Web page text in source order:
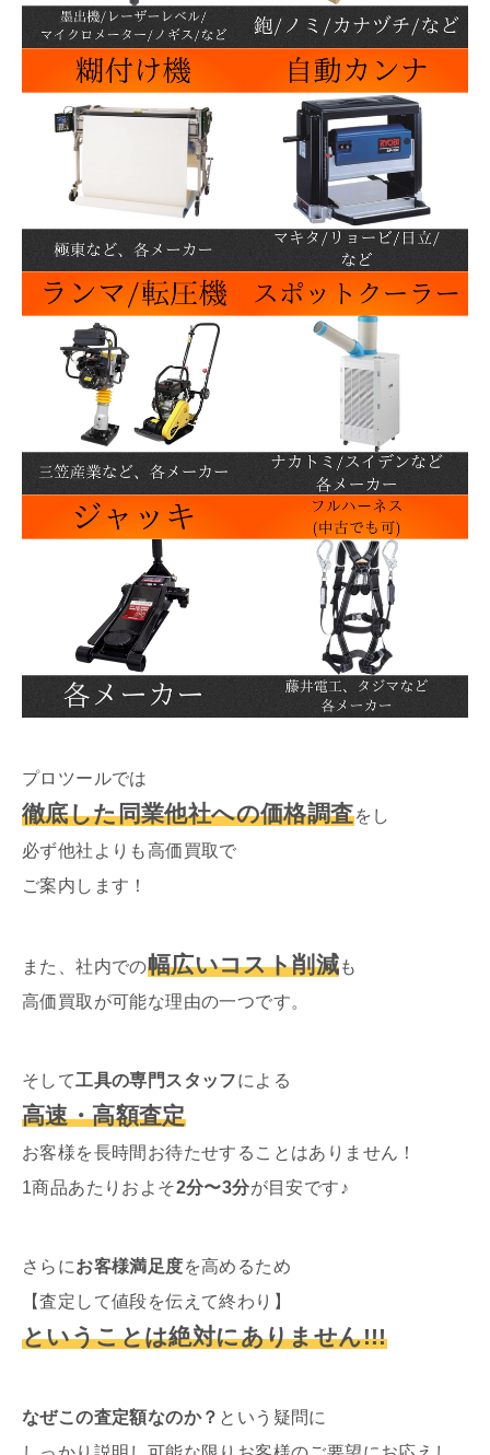
プロツールでは
徹底した同業他社への価格調査をし
必ず他社よりも高価買取で
ご案内します！
また、社内での幅広いコスト削減も
高価買取が可能な理由の一つです。
そして工具の専門スタッフによる
高速・高額査定
お客様を長時間お待たせすることはありません！
1商品あたりおよそ2分〜3分が目安です♪
さらにお客様満足度を高めるため
【査定して値段を伝えて終わり】
ということは絶対にありません!!!
なぜこの査定額なのか？ という疑問に